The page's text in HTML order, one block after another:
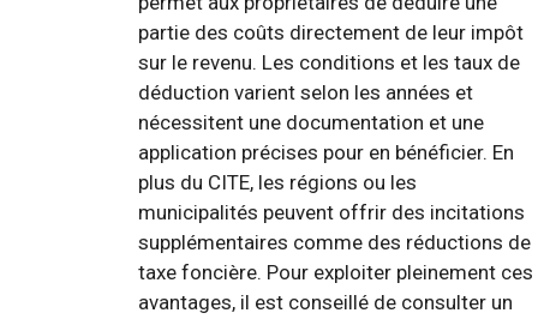
partie des coûts directement de leur impôt
sur le revenu. Les conditions et les taux de
déduction varient selon les années et
nécessitent une documentation et une
application précises pour en bénéficier. En
plus du CITE, les régions ou les
municipalités peuvent offrir des incitations
supplémentaires comme des réductions de
taxe foncière. Pour exploiter pleinement ces
avantages, il est conseillé de consulter un